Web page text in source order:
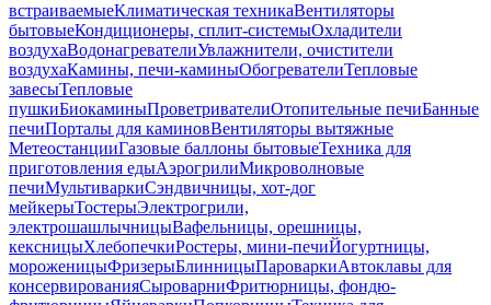
встраиваемыеКлиматическая техникаВентиляторы
бытовыеКондиционеры, сплит-системыОхладители
воздухаВодонагревателиУвлажнители, очистители
воздухаКамины, печи-каминыОбогревателиТепловые
завесыТепловые
пушкиБиокаминыПроветривателиОтопительные печиБанные
печиПорталы для каминовВентиляторы вытяжные
МетеостанцииГазовые баллоны бытовыеТехника для
приготовления едыАэрогрилиМикроволновые
печиМультиваркиСэндвичницы, хот-дог
мейкерыТостерыЭлектрогрили,
электрошашлычницыВафельницы, орешницы,
кексницыХлебопечкиРостеры, мини-печиЙогуртницы,
мороженицыФризерыБлинницыПароваркиАвтоклавы для
консервированияСыроварниФритюрницы, фондю-